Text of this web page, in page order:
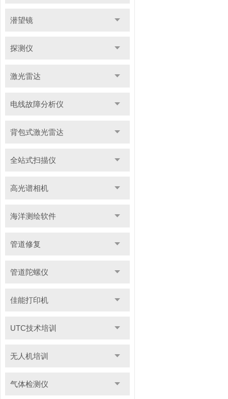
潜望镜
探测仪
激光雷达
电线故障分析仪
背包式激光雷达
全站式扫描仪
高光谱相机
海洋测绘软件
管道修复
管道陀螺仪
佳能打印机
UTC技术培训
无人机培训
气体检测仪